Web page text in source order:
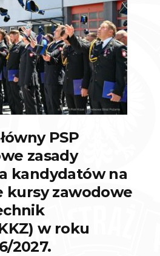
PSP
zasady
kandydatów na
kursy zawodowe
w roku
2027.